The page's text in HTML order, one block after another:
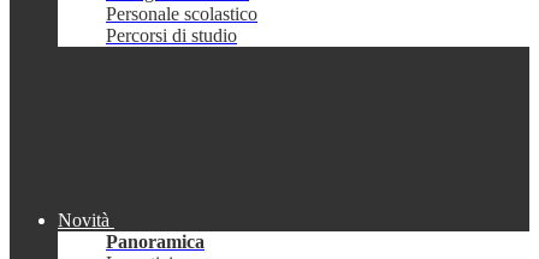
Personale scolastico
Percorsi di studio
Novità
Panoramica